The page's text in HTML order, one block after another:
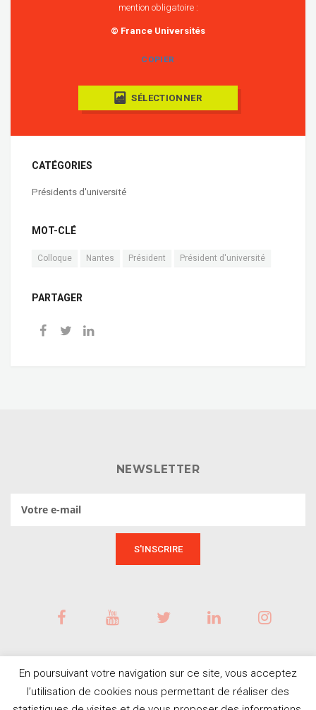
mention obligatoire :
© France Universités
COPIER
SÉLECTIONNER
CATÉGORIES
Présidents d'université
MOT-CLÉ
Colloque Nantes Président Président d'université
PARTAGER
NEWSLETTER
En poursuivant votre navigation sur ce site, vous acceptez
l’utilisation de cookies nous permettant de réaliser des